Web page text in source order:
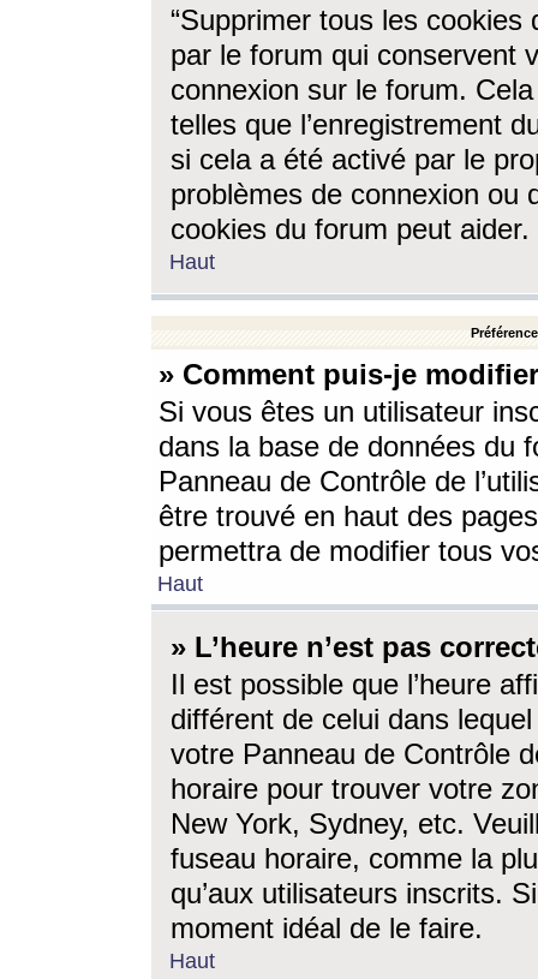
“Supprimer tous les cookies
par le forum qui conservent
connexion sur le forum.
telles que l’enregistrement
si cela a été activé par le
problèmes de connexion ou
cookies du forum peut aider.
Haut
» Comment puis-je
Si vous êtes un utilisateur
dans la base de données du
Panneau de Contrôle de
être trouvé en haut des
permettra de modifier tous
Haut
» L’heure n’est pas
Il est possible que l’heure
différent de celui dans
votre Panneau de Contrôle
horaire pour trouver votre
New York, Sydney, etc.
fuseau horaire, comme la
qu’aux utilisateurs inscrits.
moment idéal de le faire.
Haut